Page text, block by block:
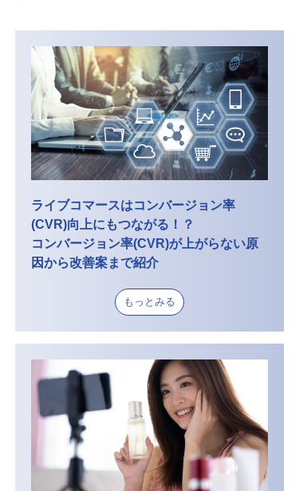
ライブコマースはコンバージョン率
(CVR)向上にもつながる！？
コンバージョン率(CVR)が上がらない原
因から改善案まで紹介
もっとみる